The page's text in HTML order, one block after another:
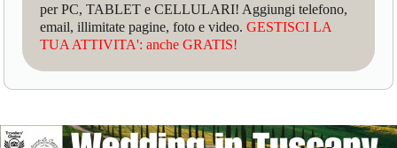
per PC, TABLET e CELLULARI! Aggiungi telefono,
email, illimitate pagine, foto e video.GESTISCI LA
TUA ATTIVITA': anche GRATIS!